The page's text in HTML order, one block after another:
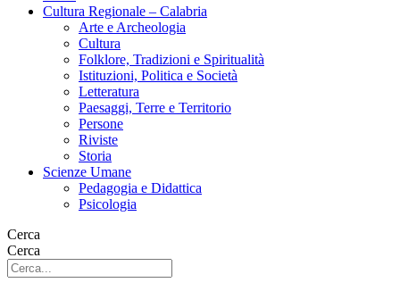
Cultura Regionale – Calabria
Arte e Archeologia
Cultura
Folklore, Tradizioni e Spiritualità
Istituzioni, Politica e Società
Letteratura
Paesaggi, Terre e Territorio
Persone
Riviste
Storia
Scienze Umane
Pedagogia e Didattica
Psicologia
Cerca
Cerca